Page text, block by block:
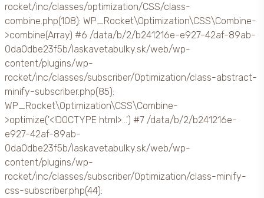
rocket/inc/classes/optimization/CSS/class-
combine.php(108): WP_Rocket\Optimization\CSS\Combine-
>combine(Array) #6 /data/b/2/b241216e-e927-42af-89ab-
0da0dbe23f5b/laskavetabulky.sk/web/wp-
content/plugins/wp-
rocket/inc/classes/subscriber/Optimization/class-abstract-
minify-subscriber.php(85):
WP_Rocket\Optimization\CSS\Combine-
>optimize('<!DOCTYPE html>...') #7 /data/b/2/b241216e-
e927-42af-89ab-
0da0dbe23f5b/laskavetabulky.sk/web/wp-
content/plugins/wp-
rocket/inc/classes/subscriber/Optimization/class-minify-
css-subscriber.php(44):